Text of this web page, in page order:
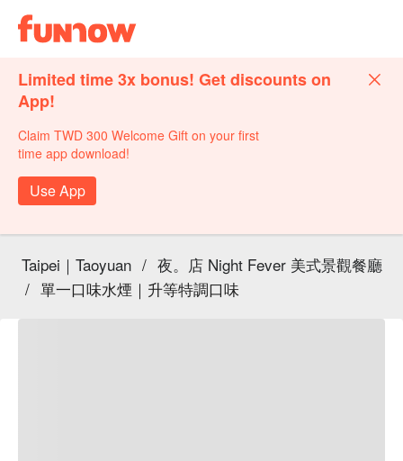
Limited time 3x bonus! Get discounts on
App!
Claim TWD 300 Welcome Gift on your first
time app download!
Use App
Taipei｜Taoyuan / 夜。店 Night Fever 美式景觀餐廳
/ 單一口味水煙｜升等特調口味